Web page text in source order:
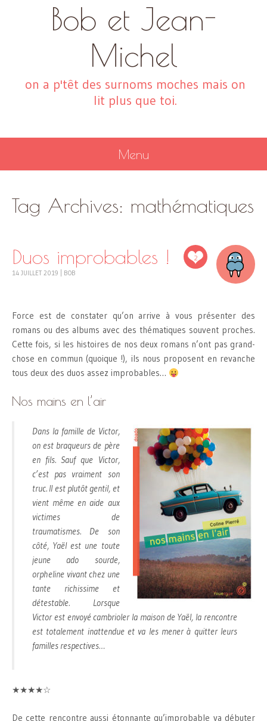
Bob et Jean-
Michel
on a p'têt des surnoms moches mais on
lit plus que toi.
Menu
TO
CONTENT
Tag Archives: mathématiques
2
Duos improbables !
14 JUILLET 2019 BOB
Force est de constater qu’on arrive à vous présenter des
romans ou des albums avec des thématiques souvent proches.
Cette fois, si les histoires de nos deux romans n’ont pas grand-
chose en commun (quoique !), ils nous proposent en revanche
tous deux des duos assez improbables…
Nos mains en l’air
Dans la famille de Victor,
on est braqueurs de père
en fils. Sauf que Victor,
c’est pas vraiment son
truc. Il est plutôt gentil, et
vient même en aide aux
victimes de
traumatismes. De son
côté, Yaël est une toute
jeune ado sourde,
orpheline vivant chez une
tante richissime et
détestable. Lorsque
Victor est envoyé cambrioler la maison de Yaël, la rencontre
est totalement inattendue et va les mener à quitter leurs
familles respectives…
★★★★☆
De cette rencontre aussi étonnante qu’improbable va débuter